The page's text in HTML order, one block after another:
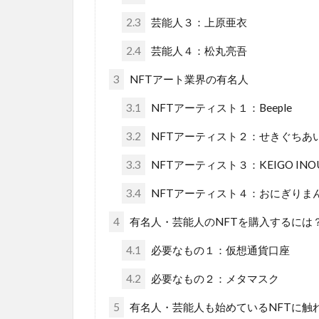
2.3 芸能人３：上原亜衣
2.4 芸能人４：松丸亮吾
3 NFTアート業界の有名人
3.1 NFTアーティスト１：Beeple
3.2 NFTアーティスト２：せきぐちあ
3.3 NFTアーティスト３：KEIGO
3.4 NFTアーティスト４：おにぎりま
4 有名人・芸能人のNFTを購入するには
4.1 必要なもの１：仮想通貨口座
4.2 必要なもの２：メタマスク
5 有名人・芸能人も始めているNFTに触